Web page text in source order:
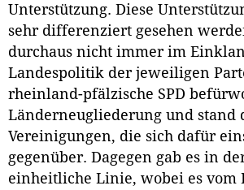
Unterstützung. Diese
sehr differenziert gesehen
durchaus nicht immer im
Landespolitik der jeweiligen
rheinland-pfälzische SPD
Länderneugliederung und stand
Vereinigungen, die sich dafür
gegenüber. Dagegen gab es in
einheitliche Linie, wobei es vom